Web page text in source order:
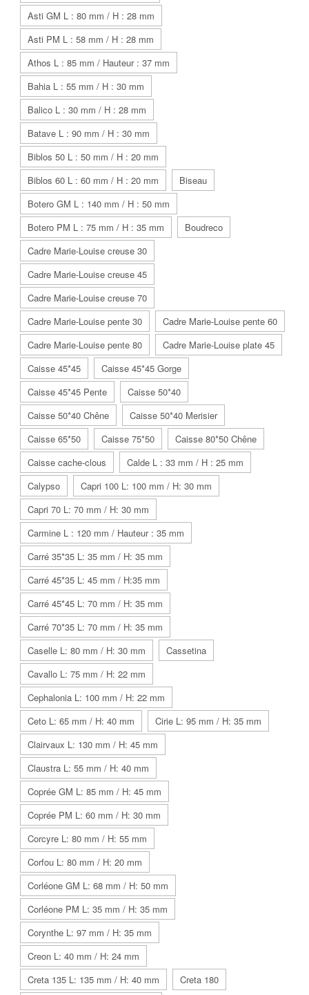
Asti GM L : 80 mm / H : 28 mm
Asti PM L : 58 mm / H : 28 mm
Athos L : 85 mm / Hauteur : 37 mm
Bahia L : 55 mm / H : 30 mm
Balico L : 30 mm / H : 28 mm
Batave L : 90 mm / H : 30 mm
Biblos 50 L : 50 mm / H : 20 mm
Biblos 60 L : 60 mm / H : 20 mm
Biseau
Botero GM L : 140 mm / H : 50 mm
Botero PM L : 75 mm / H : 35 mm
Boudreco
Cadre Marie-Louise creuse 30
Cadre Marie-Louise creuse 45
Cadre Marie-Louise creuse 70
Cadre Marie-Louise pente 30
Cadre Marie-Louise pente 60
Cadre Marie-Louise pente 80
Cadre Marie-Louise plate 45
Caisse 45*45
Caisse 45*45 Gorge
Caisse 45*45 Pente
Caisse 50*40
Caisse 50*40 Chêne
Caisse 50*40 Merisier
Caisse 65*50
Caisse 75*50
Caisse 80*50 Chêne
Caisse cache-clous
Calde L : 33 mm / H : 25 mm
Calypso
Capri 100 L: 100 mm / H: 30 mm
Capri 70 L: 70 mm / H: 30 mm
Carmine L : 120 mm / Hauteur : 35 mm
Carré 35*35 L: 35 mm / H: 35 mm
Carré 45*35 L: 45 mm / H:35 mm
Carré 45*45 L: 70 mm / H: 35 mm
Carré 70*35 L: 70 mm / H: 35 mm
Caselle L: 80 mm / H: 30 mm
Cassetina
Cavallo L: 75 mm / H: 22 mm
Cephalonia L: 100 mm / H: 22 mm
Ceto L: 65 mm / H: 40 mm
Cirie L: 95 mm / H: 35 mm
Clairvaux L: 130 mm / H: 45 mm
Claustra L: 55 mm / H: 40 mm
Coprée GM L: 85 mm / H: 45 mm
Coprée PM L: 60 mm / H: 30 mm
Corcyre L: 80 mm / H: 55 mm
Corfou L: 80 mm / H: 20 mm
Corléone GM L: 68 mm / H: 50 mm
Corléone PM L: 35 mm / H: 35 mm
Corynthe L: 97 mm / H: 35 mm
Creon L: 40 mm / H: 24 mm
Creta 135 L: 135 mm / H: 40 mm
Creta 180